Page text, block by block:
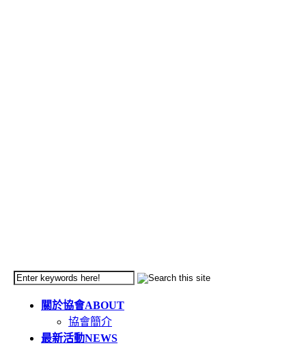
關於協會ABOUT
協會簡介
最新活動NEWS